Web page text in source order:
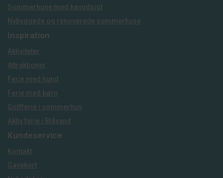
Sommerhuse med havudsigt
Nybyggede og renoverede sommerhuse
Inspiration
Aktiviteter
Attraktioner
Ferie med hund
Ferie med børn
Golfferie i sommerhus
Aktiv ferie i Blåvand
Kundeservice
Kontakt
Gavekort